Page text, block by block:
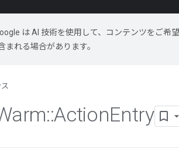
は AI 技術を使用して、コンテンツをご希
まれる場合があります。
::ActionEntry